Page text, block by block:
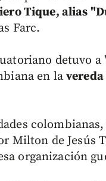
Tique, alias
Farc.
detuvo
en la
Milton de Jesús
organización